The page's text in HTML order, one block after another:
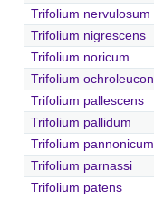
Trifolium nervulosum
Trifolium nigrescens
Trifolium noricum
Trifolium ochroleucon
Trifolium pallescens
Trifolium pallidum
Trifolium pannonicum
Trifolium parnassi
Trifolium patens